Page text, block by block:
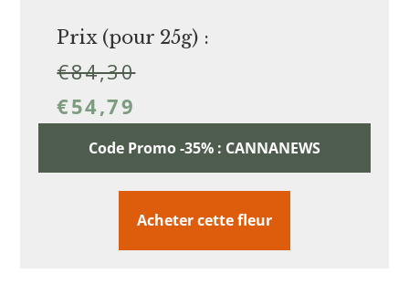
Prix (pour 25g) :
€84,30
€54,79
Code Promo -35% : CANNANEWS
Acheter cette fleur